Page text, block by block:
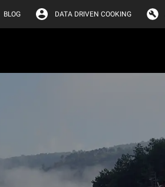
BLOG DATA DRIVEN COOKING